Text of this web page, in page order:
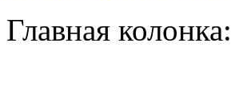
Главная